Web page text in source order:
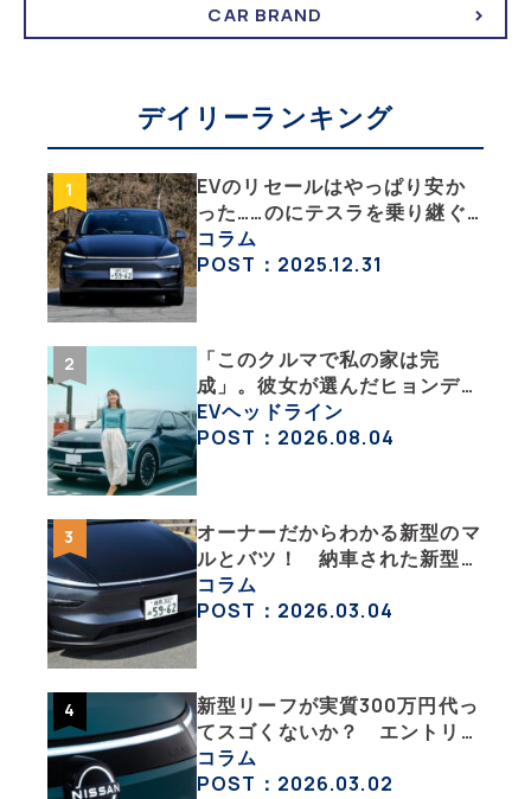
CAR BRAND
デイリーランキング
EVのリセールはやっぱり安か
った……のにテスラを乗り継ぐ
ってどういうこと？ 【テスラ
沼にはまった大学教授のEV生
コラム
POST：2025.12.31
「このクルマで私の家は完
成」。彼女が選んだヒョンデ
「IONIQ 5」の「エネルギーハ
ック」な生活【ななみんEVレ
EVヘッドライン
POST：2026.08.04
オーナーだからわかる新型のマ
ルとバツ！ 納車された新型を
旧型モデルＹと細部まで比べて
みた【テスラ沼にはまった大学
コラム
POST：2026.03.04
新型リーフが実質300万円代っ
てスゴくないか？ エントリー
グレード「B5」の中身を詳細
チェックした
コラム
POST：2026.03.02